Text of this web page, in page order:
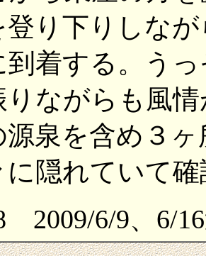
登り下りしな
到着する。う
りながらも風
源泉を含め３
に隠れていて
2009/6/9、6/